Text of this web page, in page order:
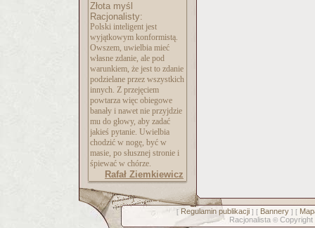
Złota myśl
Racjonalisty:
Polski inteligent jest
wyjątkowym konformistą.
Owszem, uwielbia mieć
własne zdanie, ale pod
warunkiem, że jest to zdanie
podzielane przez wszystkich
innych. Z przejęciem
powtarza więc obiegowe
banały i nawet nie przyjdzie
mu do głowy, aby zadać
jakieś pytanie. Uwielbia
chodzić w nogę, być w
masie, po słusznej stronie i
śpiewać w chórze.
Rafał Ziemkiewicz
[ Regulamin publikacji] [ Bannery] [
Racjonalista © Copyright